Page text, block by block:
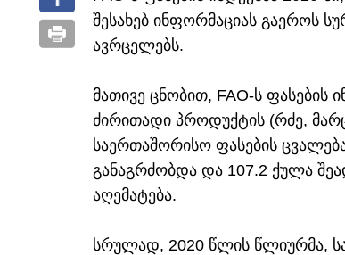
შესახებ ინფორმაციას გაეროს
ავრცელებს.
მათივე ცნობით, FAO-ს
ძირითადი პროდუქტის (რძე,
საერთაშორისო ფასების
განაგრძობდა და 107.2 ქულა
აღემატება.
სრულად, 2020 წლის წლიურმა,